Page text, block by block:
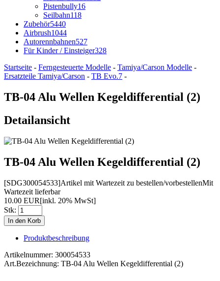
Pistenbully16
Seilbahn118
Zubehör5440
Airbrush1044
Autorennbahnen527
Für Kinder / Einsteiger328
Startseite - Ferngesteuerte Modelle - Tamiya/Carson Modelle -
Ersatzteile Tamiya/Carson - TB Evo.7 -
TB-04 Alu Wellen Kegeldifferential (2)
Detailansicht
TB-04 Alu Wellen Kegeldifferential (2)
[SDG300054533]Artikel mit Wartezeit zu bestellen/vorbestellenMit
Wartezeit lieferbar
10.00 EUR[inkl. 20% MwSt]
Stk:
Produktbeschreibung
Artikelnummer: 300054533
Art.Bezeichnung: TB-04 Alu Wellen Kegeldifferential (2)